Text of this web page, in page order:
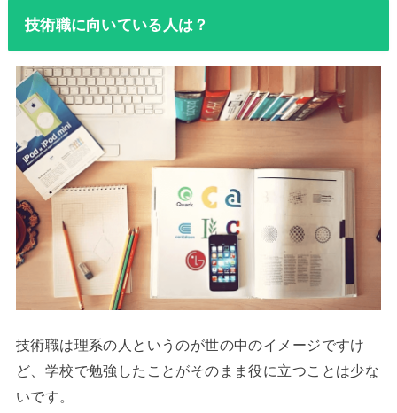
技術職に向いている人は？
技術職は理系の人というのが世の中のイメージですけ
ど、学校で勉強したことがそのまま役に立つことは少な
いです。